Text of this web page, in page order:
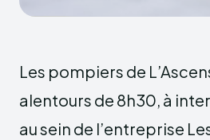
Les pompiers de
alentours de 8h30, à
au sein de l’entreprise